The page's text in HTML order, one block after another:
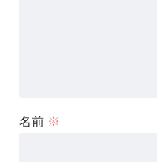
名前 ※